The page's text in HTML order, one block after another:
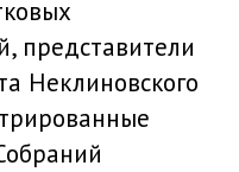
представители
Неклиновского